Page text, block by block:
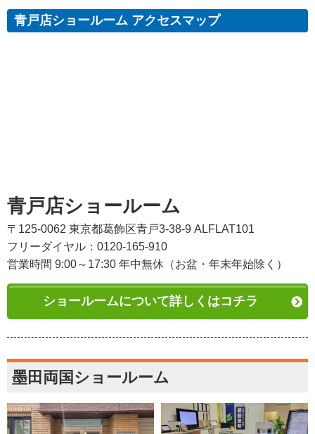
青戸店ショールーム アクセスマップ
青戸店ショールーム
〒125-0062 東京都葛飾区青戸3-38-9 ALFLAT101
フリーダイヤル：0120-165-910
営業時間 9:00～17:30 年中無休（お盆・年末年始除く）
ショールームについて詳しくはコチラ
墨田両国ショールーム